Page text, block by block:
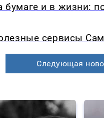
бумаге и в жизни:
сервисы
Следующая